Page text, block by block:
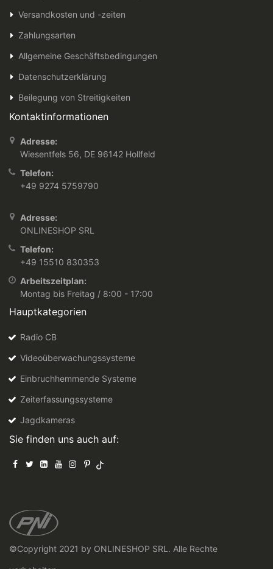
Versandkosten und -zeiten
Zahlungsarten
Allgemeine Geschäftsbedingungen
Datenschutzerklärung
Beilegung von Streitigkeiten
Kontaktinformationen
Adresse:
Wiesentfels 56, DE 96142 Hollfeld
Telefon:
+49 9274 5759790
Adresse:
ONLINESHOP SRL
Telefon:
+49 15510 830353
Arbeitszeitplan:
Montag bis Freitag / 8:00 - 17:00
Hauptkategorien
Radio CB
Videoüberwachungssysteme
Einbruchhemmende Systeme
Zeiterfassungssysteme
Jagdkameras
Sie finden uns auch auf:
©Copyright 2021 by ONLINESHOP SRL. Alle Rechte